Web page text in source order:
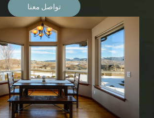
تواصل معنا